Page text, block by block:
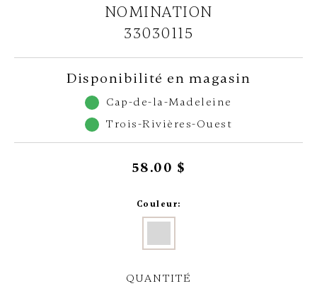
NOMINATION
33030115
Disponibilité en magasin
Cap-de-la-Madeleine
Trois-Rivières-Ouest
58.00 $
Couleur:
QUANTITÉ